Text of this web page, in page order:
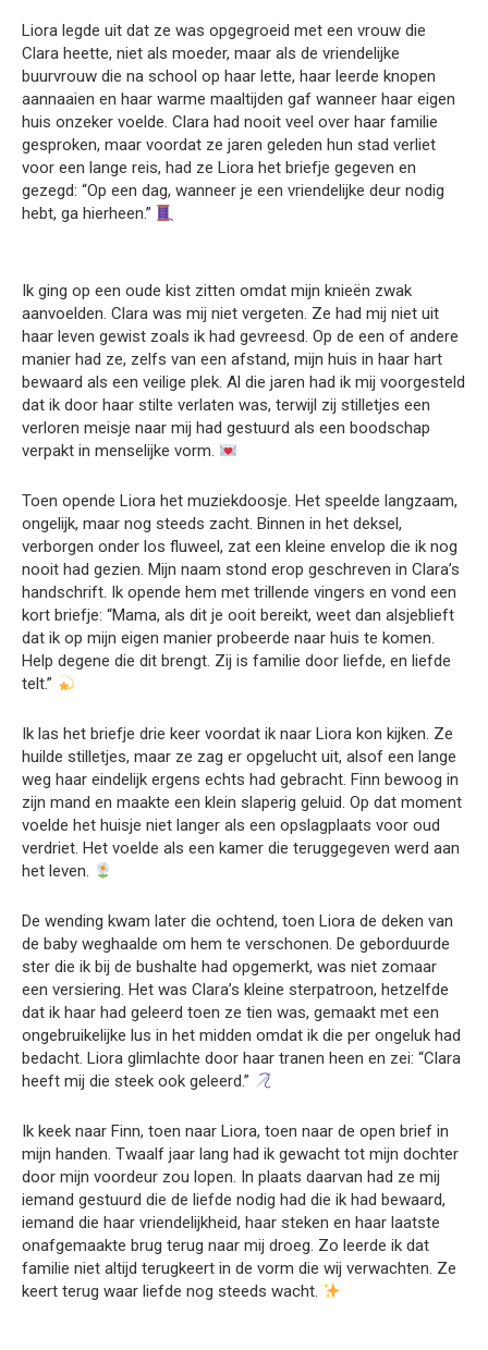
Liora legde uit dat ze was opgegroeid met een vrouw die
Clara heette, niet als moeder, maar als de vriendelijke
buurvrouw die na school op haar lette, haar leerde knopen
aannaaien en haar warme maaltijden gaf wanneer haar eigen
huis onzeker voelde. Clara had nooit veel over haar familie
gesproken, maar voordat ze jaren geleden hun stad verliet
voor een lange reis, had ze Liora het briefje gegeven en
gezegd: “Op een dag, wanneer je een vriendelijke deur nodig
hebt, ga hierheen.”
Ik ging op een oude kist zitten omdat mijn knieën zwak
aanvoelden. Clara was mij niet vergeten. Ze had mij niet uit
haar leven gewist zoals ik had gevreesd. Op de een of andere
manier had ze, zelfs van een afstand, mijn huis in haar hart
bewaard als een veilige plek. Al die jaren had ik mij voorgesteld
dat ik door haar stilte verlaten was, terwijl zij stilletjes een
verloren meisje naar mij had gestuurd als een boodschap
verpakt in menselijke vorm.
Toen opende Liora het muziekdoosje. Het speelde langzaam,
ongelijk, maar nog steeds zacht. Binnen in het deksel,
verborgen onder los fluweel, zat een kleine envelop die ik nog
nooit had gezien. Mijn naam stond erop geschreven in Clara’s
handschrift. Ik opende hem met trillende vingers en vond een
kort briefje: “Mama, als dit je ooit bereikt, weet dan alsjeblieft
dat ik op mijn eigen manier probeerde naar huis te komen.
Help degene die dit brengt. Zij is familie door liefde, en liefde
telt.”
Ik las het briefje drie keer voordat ik naar Liora kon kijken. Ze
huilde stilletjes, maar ze zag er opgelucht uit, alsof een lange
weg haar eindelijk ergens echts had gebracht. Finn bewoog in
zijn mand en maakte een klein slaperig geluid. Op dat moment
voelde het huisje niet langer als een opslagplaats voor oud
verdriet. Het voelde als een kamer die teruggegeven werd aan
het leven.
De wending kwam later die ochtend, toen Liora de deken van
de baby weghaalde om hem te verschonen. De geborduurde
ster die ik bij de bushalte had opgemerkt, was niet zomaar
een versiering. Het was Clara’s kleine sterpatroon, hetzelfde
dat ik haar had geleerd toen ze tien was, gemaakt met een
ongebruikelijke lus in het midden omdat ik die per ongeluk had
bedacht. Liora glimlachte door haar tranen heen en zei: “Clara
heeft mij die steek ook geleerd.”
Ik keek naar Finn, toen naar Liora, toen naar de open brief in
mijn handen. Twaalf jaar lang had ik gewacht tot mijn dochter
door mijn voordeur zou lopen. In plaats daarvan had ze mij
iemand gestuurd die de liefde nodig had die ik had bewaard,
iemand die haar vriendelijkheid, haar steken en haar laatste
onafgemaakte brug terug naar mij droeg. Zo leerde ik dat
familie niet altijd terugkeert in de vorm die wij verwachten. Ze
keert terug waar liefde nog steeds wacht.